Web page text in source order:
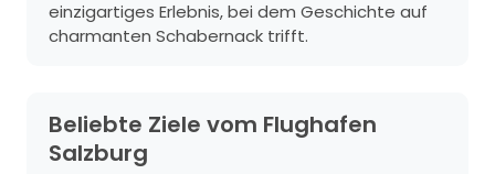
einzigartiges Erlebnis, bei dem Geschichte auf
charmanten Schabernack trifft.
Beliebte Ziele vom Flughafen
Salzburg